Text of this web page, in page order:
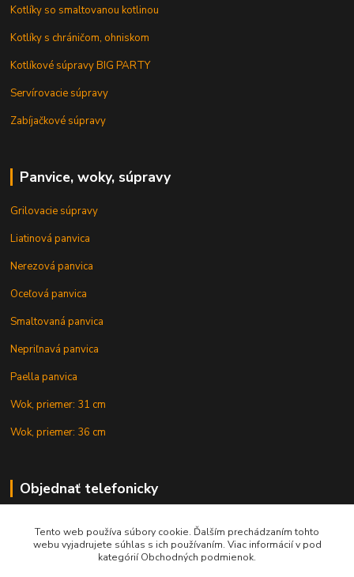
Kotlíky so smaltovanou kotlinou
Kotlíky s chráničom, ohniskom
Kotlíkové súpravy BIG PARTY
Servírovacie súpravy
Zabíjačkové súpravy
Panvice, woky, súpravy
Grilovacie súpravy
Liatinová panvica
Nerezová panvica
Oceľová panvica
Smaltovaná panvica
Nepriľnavá panvica
Paella panvica
Wok, priemer: 31 cm
Wok, priemer: 36 cm
Objednať telefonicky
+421 902 212 007
Tento web používa súbory cookie. Ďalším prechádzaním tohto
webu vyjadrujete súhlas s ich používaním. Viac informácií v pod
kategórií Obchodných podmienok.